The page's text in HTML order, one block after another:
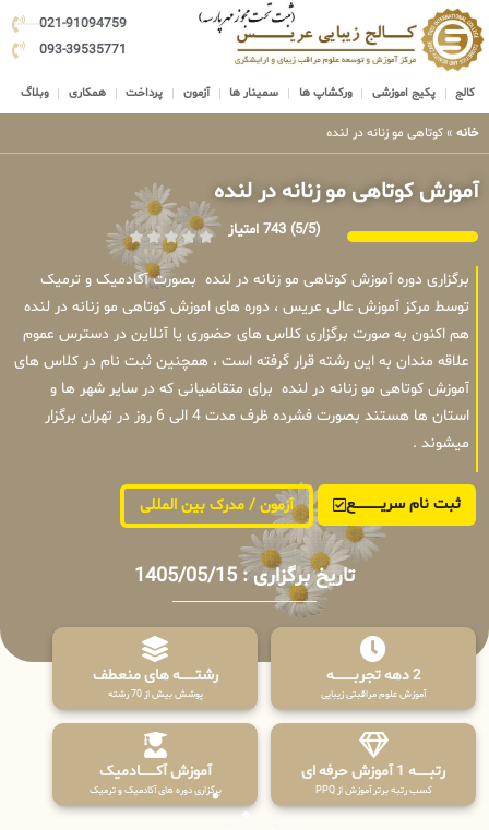
021-91094759
093-39535771
کالج پکیج اموزشی ورکشاپ ها سمینار ها آزمون پرداخت همکاری وبلاگ
خانه » کوتاهی مو زنانه در لنده
آموزش کوتاهی مو زنانه در لنده
(5/5) 743 امتیاز
برگزاری دوره آموزش کوتاهی مو زنانه در لنده بصورت آکادمیک و ترمیک
توسط مرکز آموزش عالی عریس ، دوره های اموزش کوتاهی مو زنانه در لنده
هم اکنون به صورت برگزاری کلاس های حضوری یا آنلاین در دسترس عموم
علاقه مندان به این رشته قرار گرفته است ، همچنین ثبت نام در کلاس های
آموزش کوتاهی مو زنانه در لنده برای متقاضیانی که در سایر شهر ها و
استان ها هستند بصورت فشرده ظرف مدت 4 الی 6 روز در تهران برگزار
میشوند .
ثبت نام سریــــــــــــع آزمون / مدرک بین المللی
تاریخ برگزاری : 1405/05/15
2 دهه تجربـــــــــه
آموزش علوم مراقبتی زیبایی
رشتـــــــه های منعطف
پوشش بیش از 70 رشته
رتبــــــه 1 آموزش حرفه ای
کسب رتبه برتر آموزش از PPQ
آموزش آکـــــــادمیک
برگزاری دوره های آکادمیک و ترمیک